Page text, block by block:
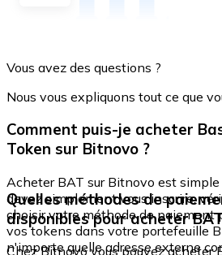
Vous avez des questions ?
Nous vous expliquons tout ce que
Comment puis-je acheter
Token sur Bitnovo ?
Acheter BAT sur Bitnovo est simple
devez simplement vous inscrire,
choisir votre méthode de paiement
vos tokens dans votre portefeuille
n'importe quelle adresse externe
Quelles méthodes de
disponibles pour acheter
Chez Bitnovo vous pouvez acheter